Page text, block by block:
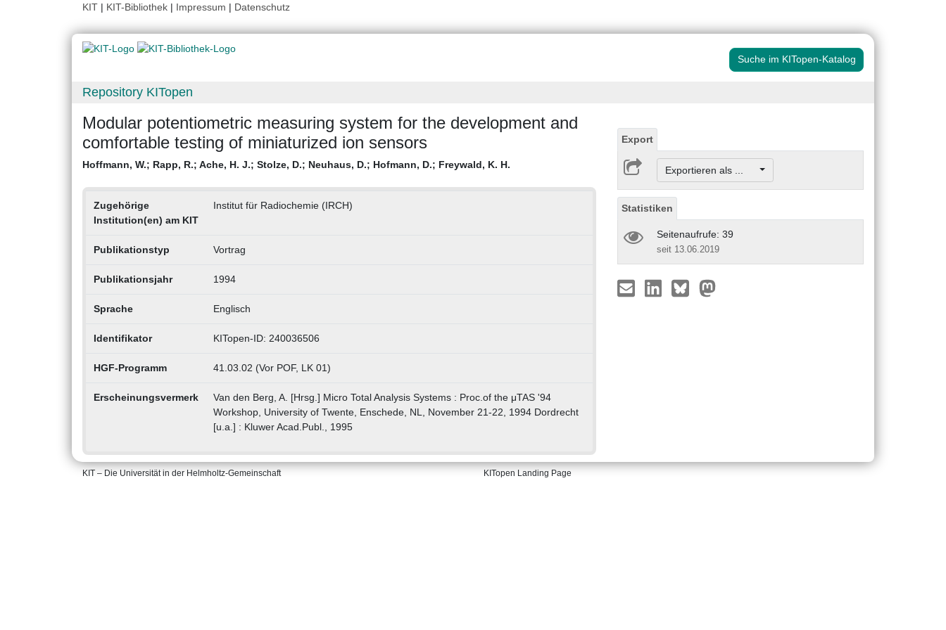
KIT | KIT-Bibliothek | Impressum | Datenschutz
Suche im KITopen-Katalog
Repository KITopen
Modular potentiometric measuring system for the development and
comfortable testing of miniaturized ion sensors
Hoffmann, W.; Rapp, R.; Ache, H. J.; Stolze, D.; Neuhaus, D.; Hofmann, D.; Freywald, K. H.
Zugehörige
Institution(en) am KIT
Institut für Radiochemie (IRCH)
Publikationstyp Vortrag
Publikationsjahr 1994
Sprache Englisch
Identifikator KITopen-ID: 240036506
HGF-Programm 41.03.02 (Vor POF, LK 01)
Erscheinungsvermerk
Van den Berg, A. [Hrsg.] Micro Total Analysis Systems : Proc.of the μTAS '94
Workshop, University of Twente, Enschede, NL, November 21-22, 1994 Dordrecht
[u.a.] : Kluwer Acad.Publ., 1995
Export
Exportieren als ...
Statistiken
Seitenaufrufe: 39
seit 13.06.2019
KIT – Die Universität in der Helmholtz-Gemeinschaft KITopen Landing Page